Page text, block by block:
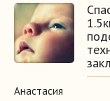
Анастасия